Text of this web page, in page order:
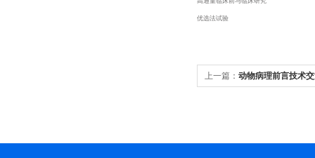
优选法试验
上一篇： 动物病理前言技术